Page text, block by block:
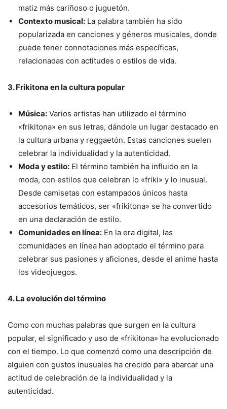
matiz más cariñoso o juguetón.
Contexto musical: La palabra también ha sido
popularizada en canciones y géneros musicales, donde
puede tener connotaciones más específicas,
relacionadas con actitudes o estilos de vida.
3. Frikitona en la cultura popular
Música: Varios artistas han utilizado el término
«frikitona» en sus letras, dándole un lugar destacado en
la cultura urbana y reggaetón. Estas canciones suelen
celebrar la individualidad y la autenticidad.
Moda y estilo: El término también ha influido en la
moda, con estilos que celebran lo «friki» y lo inusual.
Desde camisetas con estampados únicos hasta
accesorios temáticos, ser «frikitona» se ha convertido
en una declaración de estilo.
Comunidades en línea: En la era digital, las
comunidades en línea han adoptado el término para
celebrar sus pasiones y aficiones, desde el anime hasta
los videojuegos.
4. La evolución del término
Como con muchas palabras que surgen en la cultura
popular, el significado y uso de «frikitona» ha evolucionado
con el tiempo. Lo que comenzó como una descripción de
alguien con gustos inusuales ha crecido para abarcar una
actitud de celebración de la individualidad y la
autenticidad.